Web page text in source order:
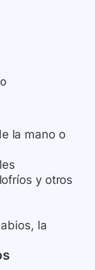
la mano o
y otros
la